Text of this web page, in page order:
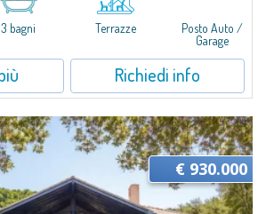
Residenziale Portobello di Gallura...
3 bagni Terrazze
Posto Auto /
Garage
Richiedi info
€ 930.000